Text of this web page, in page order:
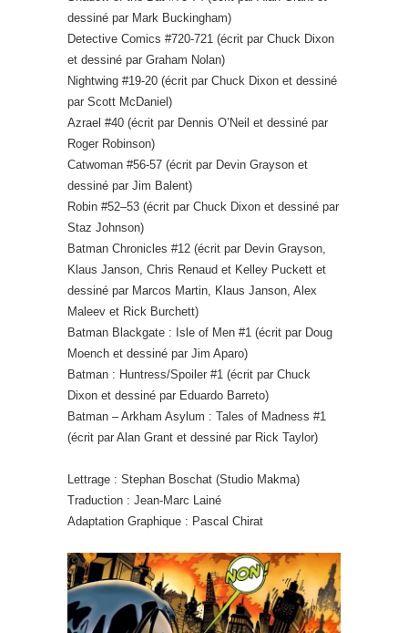
dessiné par Mark Buckingham)
Detective Comics #720-721 (écrit par Chuck Dixon
et dessiné par Graham Nolan)
Nightwing #19-20 (écrit par Chuck Dixon et dessiné
par Scott McDaniel)
Azrael #40 (écrit par Dennis O’Neil et dessiné par
Roger Robinson)
Catwoman #56-57 (écrit par Devin Grayson et
dessiné par Jim Balent)
Robin #52–53 (écrit par Chuck Dixon et dessiné par
Staz Johnson)
Batman Chronicles #12 (écrit par Devin Grayson,
Klaus Janson, Chris Renaud et Kelley Puckett et
dessiné par Marcos Martin, Klaus Janson, Alex
Maleev et Rick Burchett)
Batman Blackgate : Isle of Men #1 (écrit par Doug
Moench et dessiné par Jim Aparo)
Batman : Huntress/Spoiler #1 (écrit par Chuck
Dixon et dessiné par Eduardo Barreto)
Batman – Arkham Asylum : Tales of Madness #1
(écrit par Alan Grant et dessiné par Rick Taylor)
Lettrage : Stephan Boschat (Studio Makma)
Traduction : Jean-Marc Lainé
Adaptation Graphique : Pascal Chirat